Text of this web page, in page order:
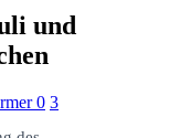
und
0 3